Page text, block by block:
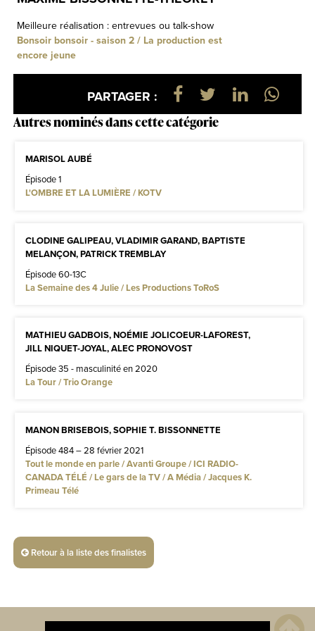
Meilleure réalisation : entrevues ou talk-show
Bonsoir bonsoir - saison 2 / La production est
encore jeune
PARTAGER :
Autres nominés dans cette catégorie
MARISOL AUBÉ
Épisode 1
L'OMBRE ET LA LUMIÈRE / KOTV
CLODINE GALIPEAU, VLADIMIR GARAND, BAPTISTE
MELANÇON, PATRICK TREMBLAY
Épisode 60-13C
La Semaine des 4 Julie / Les Productions ToRoS
MATHIEU GADBOIS, NOÉMIE JOLICOEUR-LAFOREST,
JILL NIQUET-JOYAL, ALEC PRONOVOST
Épisode 35 - masculinité en 2020
La Tour / Trio Orange
MANON BRISEBOIS, SOPHIE T. BISSONNETTE
Épisode 484 – 28 février 2021
Tout le monde en parle / Avanti Groupe / ICI RADIO-
CANADA TÉLÉ / Le gars de la TV / A Média / Jacques K.
Primeau Télé
Retour à la liste des finalistes